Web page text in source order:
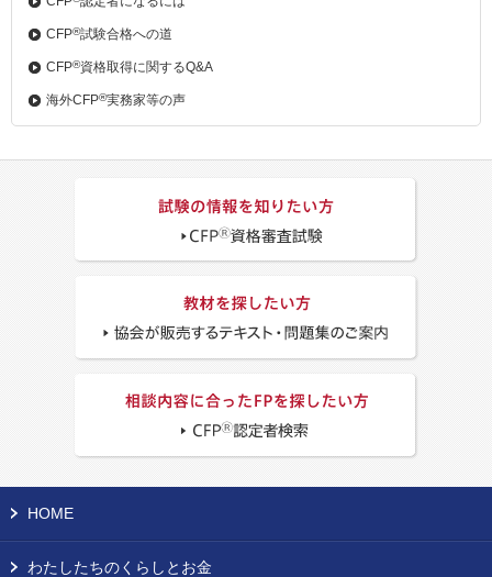
CFP®試験合格への道
CFP®資格取得に関するQ&A
海外CFP®実務家等の声
HOME
わたしたちのくらしとお金